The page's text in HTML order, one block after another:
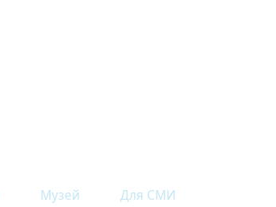
Музей Для СМИ